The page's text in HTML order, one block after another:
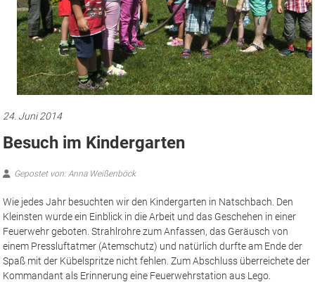
24. Juni 2014
Besuch im Kindergarten
Gepostet von: Anna Weißenböck
Wie jedes Jahr besuchten wir den Kindergarten in Natschbach. Den
Kleinsten wurde ein Einblick in die Arbeit und das Geschehen in einer
Feuerwehr geboten. Strahlrohre zum Anfassen, das Geräusch von
einem Pressluftatmer (Atemschutz) und natürlich durfte am Ende der
Spaß mit der Kübelspritze nicht fehlen. Zum Abschluss überreichete der
Kommandant als Erinnerung eine Feuerwehrstation aus Lego.